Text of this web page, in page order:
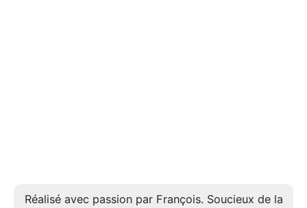
Réalisé avec passion par François. Soucieux de la